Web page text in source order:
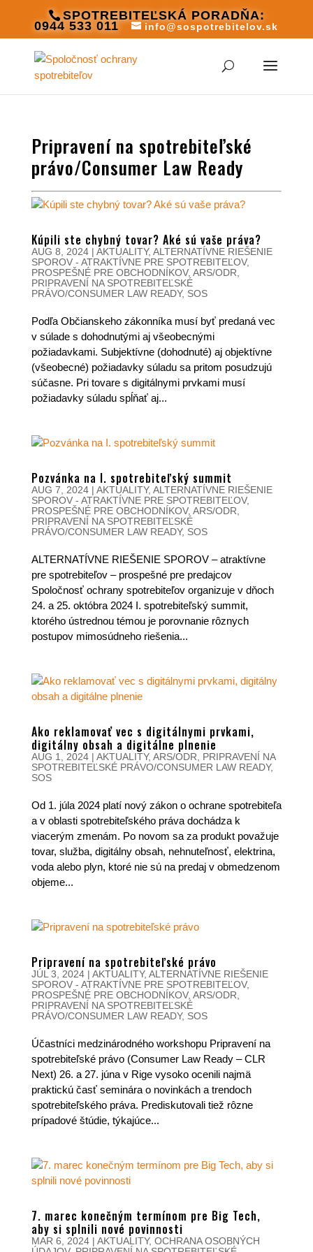
SPOTREBITEĽSKÁ PORADŇA:
0944 533 011 info@sospotrebitelov.sk
Pripravení na spotrebiteľské
právo/Consumer Law Ready
Kúpili ste chybný tovar? Aké sú vaše práva?
AUG 8, 2024| AKTUALITY, ALTERNATÍVNE RIEŠENIE
SPOROV - ATRAKTÍVNE PRE SPOTREBITEĽOV,
PROSPEŠNÉ PRE OBCHODNÍKOV, ARS/ODR
PRIPRAVENÍ NA SPOTREBITEĽSKÉ
PRÁVO/CONSUMER LAW READY, SOS
Podľa Občianskeho zákonníka musí byť predaná vec
v súlade s dohodnutými aj všeobecnými
požiadavkami. Subjektívne (dohodnuté) aj objektívne
(všeobecné) požiadavky súladu sa pritom posudzujú
súčasne. Pri tovare s digitálnymi prvkami musí
požiadavky súladu spĺňať aj...
Pozvánka na I. spotrebiteľský summit
AUG 7, 2024| AKTUALITY, ALTERNATÍVNE RIEŠENIE
SPOROV - ATRAKTÍVNE PRE SPOTREBITEĽOV,
PROSPEŠNÉ PRE OBCHODNÍKOV, ARS/ODR
PRIPRAVENÍ NA SPOTREBITEĽSKÉ
PRÁVO/CONSUMER LAW READY, SOS
ALTERNATÍVNE RIEŠENIE SPOROV – atraktívne
pre spotrebiteľov – prospešné pre predajcov
Spoločnosť ochrany spotrebiteľov organizuje v dňoch
24. a 25. októbra 2024 I. spotrebiteľský summit,
ktorého ústrednou témou je porovnanie rôznych
postupov mimosúdneho riešenia...
Ako reklamovať vec s digitálnymi prvkami,
digitálny obsah a digitálne plnenie
AUG 1, 2024| AKTUALITY, ARS/ODR
PRIPRAVENÍ NA
SPOTREBITEĽSKÉ PRÁVO/CONSUMER LAW READY,
SOS
Od 1. júla 2024 platí nový zákon o ochrane spotrebiteľa
a v oblasti spotrebiteľského práva dochádza k
viacerým zmenám. Po novom sa za produkt považuje
tovar, služba, digitálny obsah, nehnuteľnosť, elektrina,
voda alebo plyn, ktoré nie sú na predaj v obmedzenom
objeme...
Pripravení na spotrebiteľské právo
JÚL 3, 2024| AKTUALITY, ALTERNATÍVNE RIEŠENIE
SPOROV - ATRAKTÍVNE PRE SPOTREBITEĽOV,
PROSPEŠNÉ PRE OBCHODNÍKOV, ARS/ODR
PRIPRAVENÍ NA SPOTREBITEĽSKÉ
PRÁVO/CONSUMER LAW READY, SOS
Účastníci medzinárodného workshopu Pripravení na
spotrebiteľské právo (Consumer Law Ready – CLR
Next) 26. a 27. júna v Rige vysoko ocenili najmä
praktickú časť seminára o novinkách a trendoch
spotrebiteľského práva. Prediskutovali tiež rôzne
prípadové štúdie, týkajúce...
7. marec konečným termínom pre Big Tech,
aby si splnili nové povinnosti
MAR 6, 2024| AKTUALITY, OCHRANA OSOBNÝCH